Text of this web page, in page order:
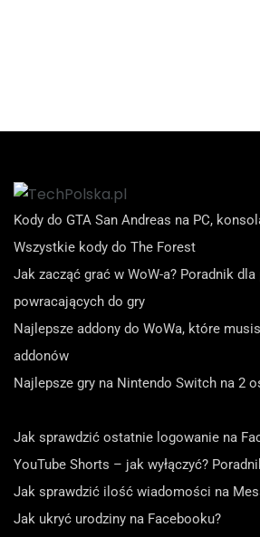
Kody do GTA San Andreas na PC,
Wszystkie kody do The Forest
Jak zacząć grać w WoW-a? Poradnik
powracających do gry
Najlepsze addony do WoWa, które
addonów
Najlepsze gry na Nintendo Switch na 2
Jak sprawdzić ostatnie logowanie na
YouTube Shorts – jak wyłączyć?
Jak sprawdzić ilość wiadomości na
Jak ukryć urodziny na Facebooku?